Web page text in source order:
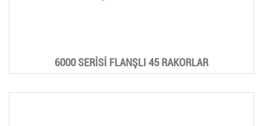
6000 SERİSİ FLANŞLI 45 RAKORLAR